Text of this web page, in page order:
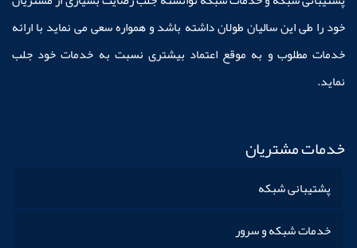
خود را طی این سالیان طولان داشته باشد و همواره سعی می نماید با ارائه
خدمات مطلوب و به موقع اعتماد بیشتری نسبت به خدمات خود جلب
نماید.
خدمات مشتریان
پشتیبانی شبکه
خدمات شبکه و سرور